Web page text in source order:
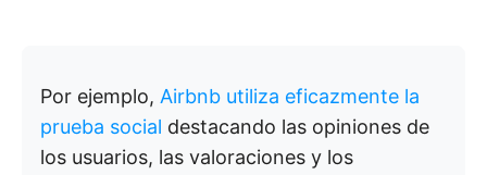
Por ejemplo, Airbnb utiliza eficazmente la
prueba social destacando las opiniones de
los usuarios, las valoraciones y los